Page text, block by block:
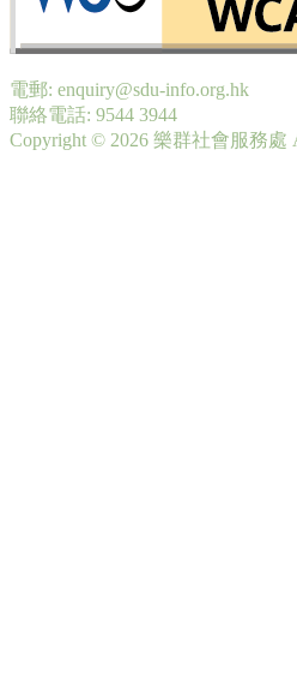
電郵: enquiry@sdu-info.org.hk
聯絡電話: 9544 3944
Copyright © 2026 樂群社會服務處